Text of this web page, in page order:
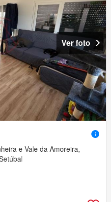
Ver foto
e Vale da Amoreira,